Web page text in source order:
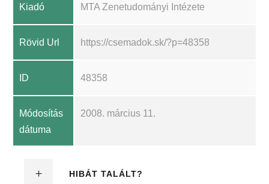
Kiadó MTA Zenetudományi Intézete
Rövid Url https://csemadok.sk/?p=48358
ID 48358
Módosítás
dátuma
2008. március 11.
HIBÁT TALÁLT?